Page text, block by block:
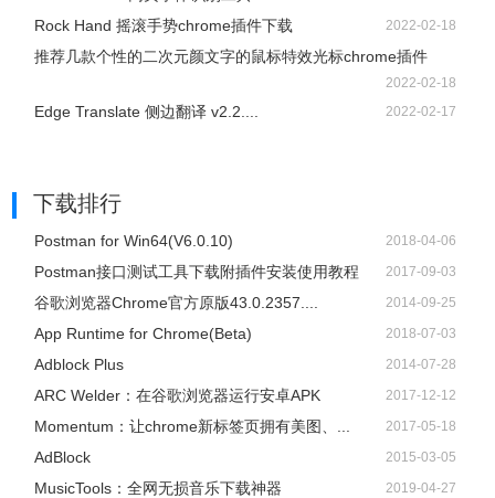
Rock Hand 摇滚手势chrome插件下载 2022-02-18
推荐几款个性的二次元颜文字的鼠标特效光标chrome插件
2022-02-18
Edge Translate 侧边翻译 v2.2.... 2022-02-17
下载排行
Postman for Win64(V6.0.10) 2018-04-06
Postman接口测试工具下载附插件安装使用教程 2017-09-03
谷歌浏览器Chrome官方原版43.0.2357.... 2014-09-25
App Runtime for Chrome(Beta) 2018-07-03
Adblock Plus 2014-07-28
ARC Welder：在谷歌浏览器运行安卓APK 2017-12-12
Momentum：让chrome新标签页拥有美图、... 2017-05-18
AdBlock 2015-03-05
​MusicTools：全网无损音乐下载神器 2019-04-27